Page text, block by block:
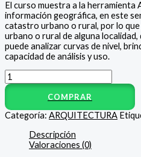
El curso muestra a la herramienta
información geográfica, en este
catastro urbano o rural, por lo
urbano o rural de alguna localidad,
puede analizar curvas de nivel,
capacidad de análisis y uso.
COMPRAR
Categoría: ARQUITECTURA
Descripción
Valoraciones (0)